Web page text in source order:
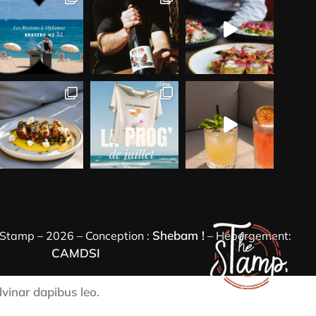
– 2026 – Conception : Shebam ! – Hébergement:
CAMDSI
dapibus leo.